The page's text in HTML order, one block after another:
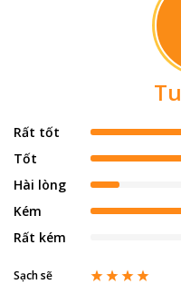
Rất tốt
Tốt
Hài lòng
Kém
Rất kém
Sạch sẽ